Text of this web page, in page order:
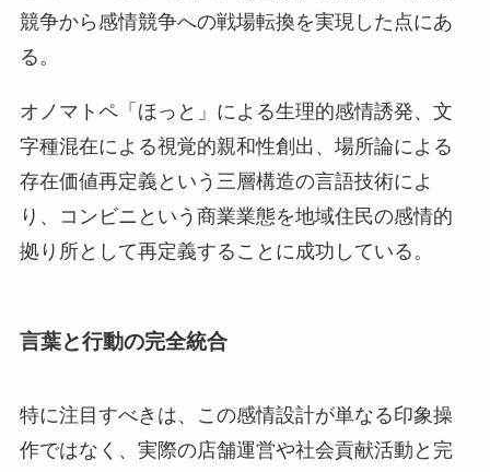
競争から感情競争への戦場転換を実現した点にあ
る。
オノマトペ「ほっと」による生理的感情誘発、文
字種混在による視覚的親和性創出、場所論による
存在価値再定義という三層構造の言語技術によ
り、コンビニという商業業態を地域住民の感情的
拠り所として再定義することに成功している。
言葉と行動の完全統合
特に注目すべきは、この感情設計が単なる印象操
作ではなく、実際の店舗運営や社会貢献活動と完